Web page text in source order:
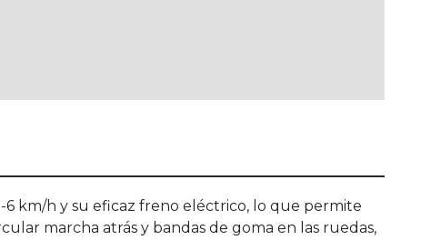
6 km/h y su eficaz freno eléctrico, lo que permite
marcha atrás y bandas de goma en las ruedas,